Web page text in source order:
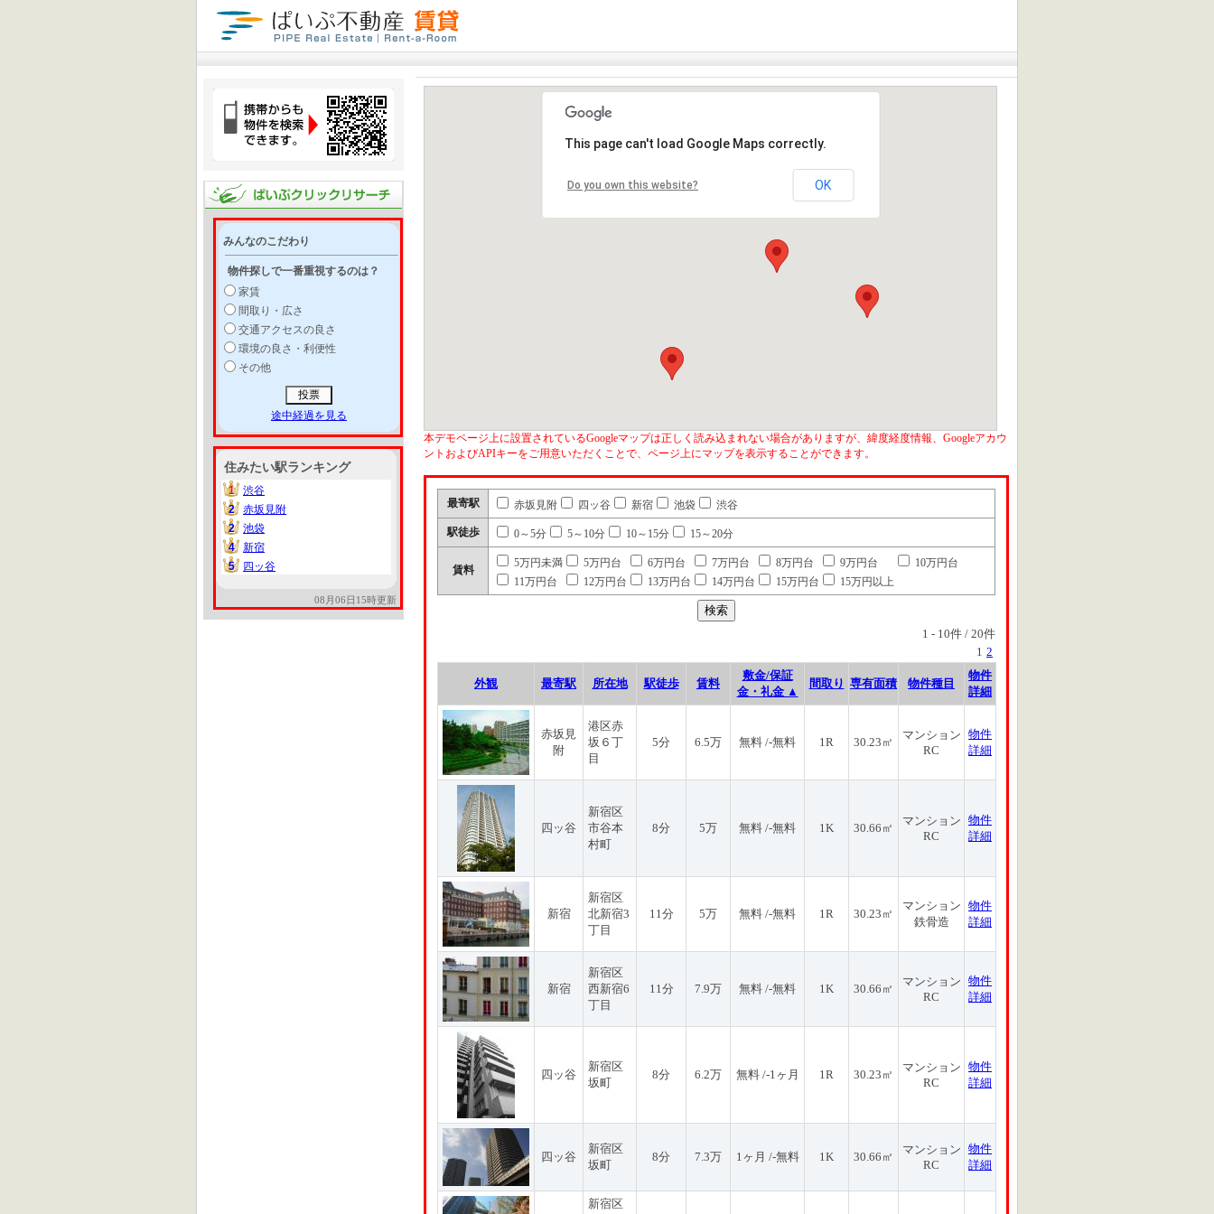
みんなのこだわり
物件探しで一番重視するのは？
家賃
間取り・広さ
交通アクセスの良さ
環境の良さ・利便性
その他
途中経過を見る
住みたい駅ランキング
1
1
渋谷
2
2
赤坂見附
2
2
池袋
4
4
新宿
5
5 四ッ谷
08月06日15時更新
This page can't load Google Maps correctly.
Do you own this website? OK
本デモページ上に設置されているGoogleマップは正しく読み込まれない場合がありますが、緯度経度情報、Googleアカウ
ントおよびAPIキーをご用意いただくことで、ページ上にマップを表示することができます。
最寄駅 赤坂見附 四ッ谷 新宿 池袋 渋谷
駅徒歩 0～5分 5～10分 10～15分 15～20分
賃料
5万円未満 5万円台 6万円台 7万円台 8万円台 9万円台
10万円台
11万円台
12万円台 13万円台 14万円台 15万円台 15万円以上
1 - 10件 / 20件
1 2
外観 最寄駅 所在地 駅徒歩 賃料
敷金/保証
金・礼金 ▲
間取り 専有面積 物件種目
物件
詳細
赤坂見
附
港区赤
坂６丁
目
5分 6.5万 無料 /-無料 1R 30.23㎡
マンション
RC
物件
詳細
四ッ谷
新宿区
市谷本
村町
8分 5万 無料 /-無料 1K 30.66㎡
マンション
RC
物件
詳細
新宿
新宿区
北新宿3
丁目
11分 5万 無料 /-無料 1R 30.23㎡
マンション
鉄骨造
物件
詳細
新宿
新宿区
西新宿6
丁目
11分 7.9万 無料 /-無料 1K 30.66㎡
マンション
RC
物件
詳細
四ッ谷
新宿区
坂町
8分 6.2万 無料 /-1ヶ月 1R 30.23㎡
マンション
RC
物件
詳細
四ッ谷
新宿区
坂町
8分 7.3万 1ヶ月 /-無料 1K 30.66㎡
マンション
RC
物件
詳細
新宿区